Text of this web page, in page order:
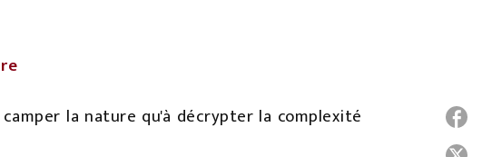
la nature qu'à décrypter la complexité